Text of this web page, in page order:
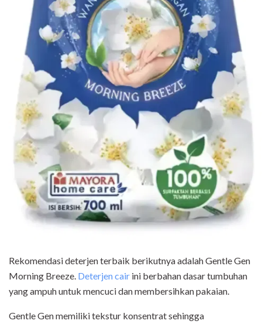
Rekomendasi deterjen terbaik berikutnya adalah Gentle Gen
Morning Breeze. Deterjen cair ini berbahan dasar tumbuhan
yang ampuh untuk mencuci dan membersihkan pakaian.
Gentle Gen memiliki tekstur konsentrat sehingga